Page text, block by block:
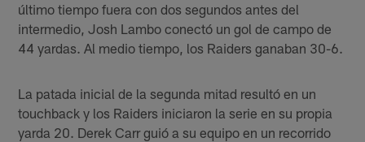
último tiempo fuera con dos segundos antes del
intermedio, Josh Lambo conectó un gol de campo de
44 yardas. Al medio tiempo, los Raiders ganaban 30-6.
La patada inicial de la segunda mitad resultó en un
touchback y los Raiders iniciaron la serie en su propia
yarda 20. Derek Carr guió a su equipo en un recorrido